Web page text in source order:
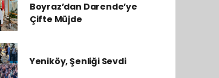
Boyraz’dan Darende’ye
Çifte Müjde
Yeniköy, Şenliği Sevdi